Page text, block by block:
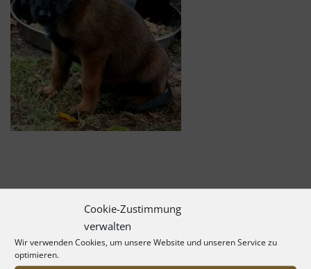
Cookie-Zustimmung
verwalten
Wir verwenden Cookies, um unsere Website und unseren Service zu
optimieren.